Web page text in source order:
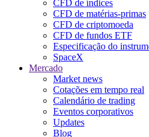
CFD de índices
CFD de matérias-primas
CFD de criptomoeda
CFD de fundos ETF
Especificação do
SpaceX
Mercado
Market news
Cotações em tempo real
Calendário de trading
Eventos corporativos
Updates
Blog